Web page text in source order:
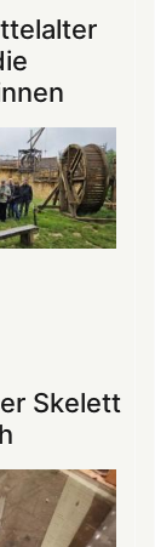
Skelett